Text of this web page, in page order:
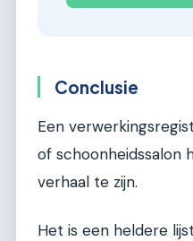
Conclusie
Een
of schoonheidssalon
verhaal te zijn.
Het is een heldere